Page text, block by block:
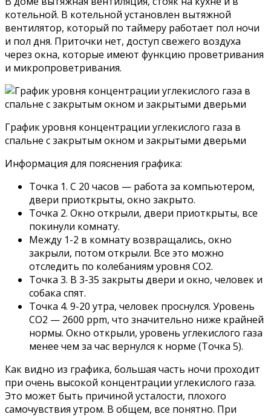
котельной. В котельной установлен вытяжной
вентилятор, который по таймеру работает пол ночи
и пол дня. Приточки нет, доступ свежего воздуха
через окна, которые имеют функцию проветривания
и микропроветривания.
График уровня концентрации углекислого газа в
спальне с закрытым окном и закрытыми дверьми
Информация для пояснения графика:
Точка 1. С 20 часов — работа за компьютером,
двери приоткрыты, окно закрыто.
Точка 2. Окно открыли, двери приоткрыты, все
покинули комнату.
Между 1-2 в комнату возвращались, окно
закрыли, потом открыли. Все это можно
отследить по колебаниям уровня CO2.
Точка 3. В 3-35 закрыты двери и окно, человек и
собака спят.
Точка 4. 9-20 утра, человек проснулся. Уровень
CO2 — 2600 ppm, что значительно ниже крайней
нормы. Окно открыли, уровень углекислого газа
менее чем за час вернулся к норме (Точка 5).
Как видно из графика, большая часть ночи проходит
при очень высокой концентрации углекислого газа.
Это может быть причиной усталости, плохого
самочувствия утром. В общем, все понятно. При